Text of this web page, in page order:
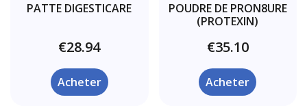
PATTE DIGESTICARE
€28.94
Acheter
POUDRE DE PRON8URE
(PROTEXIN)
€35.10
Acheter